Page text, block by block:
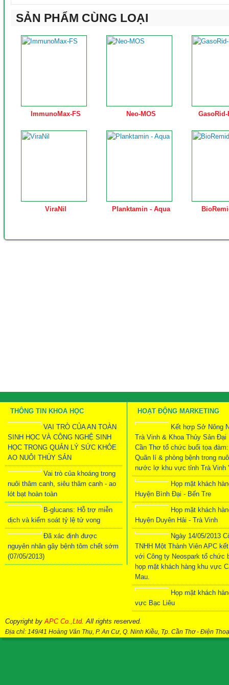
SẢN PHẨM CÙNG LOẠI
ImmunoMax-FS Neo-MOS GasoRid-
ViraNil Planktamin - Aqua
THÔNG TIN KHOA HỌC
VAI TRÒ CỦA AN TOÀN
SINH HỌC VÀ CÔNG NGHỆ SINH
HỌC TRONG QUẢN LÝ SỨC KHỎE
AO NUÔI THỦY SẢN
Vai trò của khoáng trong
nuôi thâm canh, siêu thâm canh - ao
lót bạt hoàn toàn
B-glucans: Hỗ trợ miễn
dịch và kiểm soát tỷ lệ tử vong
Đã xác định được
nguyên nhân gây bệnh tôm chết sớm
(07/05/2013)
HOẠT ĐỘNG MARKETING
Kết hợp Sở Nông
Trà Vinh & Khoa Thủy Sản Đại
Cần Thơ tổ chức buổi tọa
Quãn lí & phòng bệnh trong
nước lợ khu vực tỉnh Trà Vinh
Họp mặt khách
Huyện Bình Đại - Bến Tre
Họp mặt khách
Huyện Duyên Hải - Trà Vinh
Ngày 14/05/2013
TNHH Một Thành Viên APC
với Công ty Neospark tổ chức
họp mặt khách hàng khu vực
Mau.
Họp mặt khách
vực Bạc Liêu
Copyright byAPC Co.,Ltd. All rights reserved.
Địa chỉ: 149/41 Hoàng Văn Thụ, P. An Cư, Q. Ninh Kiều, Tp. Cần Thơ-Điện